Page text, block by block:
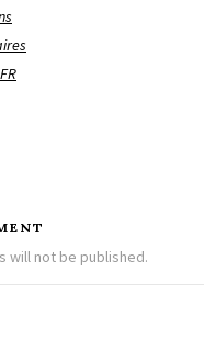
will not be published.